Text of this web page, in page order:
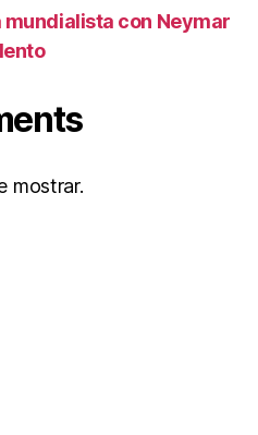
con Neymar
mostrar.